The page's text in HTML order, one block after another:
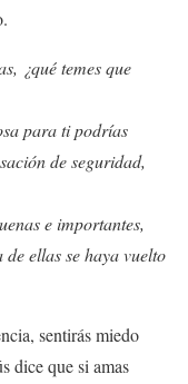
¿qué temes que
para ti podrías
de seguridad,
e importantes,
ellas se haya vuelto
sentirás miedo
dice que si amas